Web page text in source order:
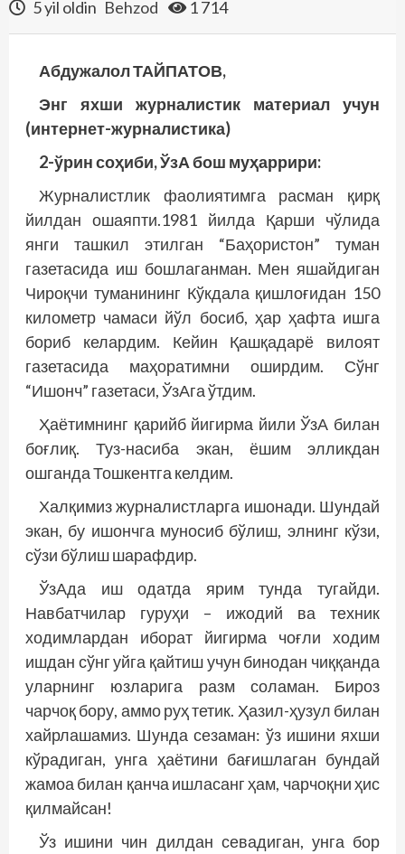
5 yil oldin Behzod 1 714
Абдужалол ТАЙПАТОВ,
Энг яхши журналистик материал учун
(интернет-журналистика)
2-ўрин соҳиби, ЎзА бош муҳаррири:
Журналистлик фаолиятимга расман қирқ
йилдан ошаяпти.1981 йилда Қарши чўлида
янги ташкил этилган “Баҳо­ристон” туман
газетасида иш бош­лаганман. Мен яшайдиган
Чироқчи туманининг Кўкдала қиш­лоғидан 150
километр чамаси йўл босиб, ҳар ҳафта ишга
бориб келардим. Кейин Қашқадарё вилоят
газетасида маҳоратимни оширдим. Сўнг
“Ишонч” газетаси, ЎзАга ўтдим.
Ҳаётимнинг қарийб йигирма йили ЎзА билан
боғлиқ. Туз-насиба экан, ёшим элликдан
ошганда Тошкентга келдим.
Халқимиз журналистларга ишонади. Шундай
экан, бу ишончга муносиб бўлиш, элнинг кўзи,
сўзи бўлиш шарафдир.
ЎзАда иш одатда ярим тунда тугайди.
Навбатчилар гуруҳи – ижодий ва техник
ходимлардан иборат йигирма чоғли ходим
ишдан сўнг уйга қайтиш учун бинодан чиққанда
уларнинг юзларига разм соламан. Бироз
чарчоқ бору, аммо руҳ тетик. Ҳазил-ҳузул билан
хайрлашамиз. Шунда сезаман: ўз ишини яхши
кўрадиган, унга ҳаётини бағишлаган бундай
жамоа билан қанча ишласанг ҳам, чарчоқни ҳис
қилмайсан!
Ўз ишини чин дилдан севадиган, унга бор